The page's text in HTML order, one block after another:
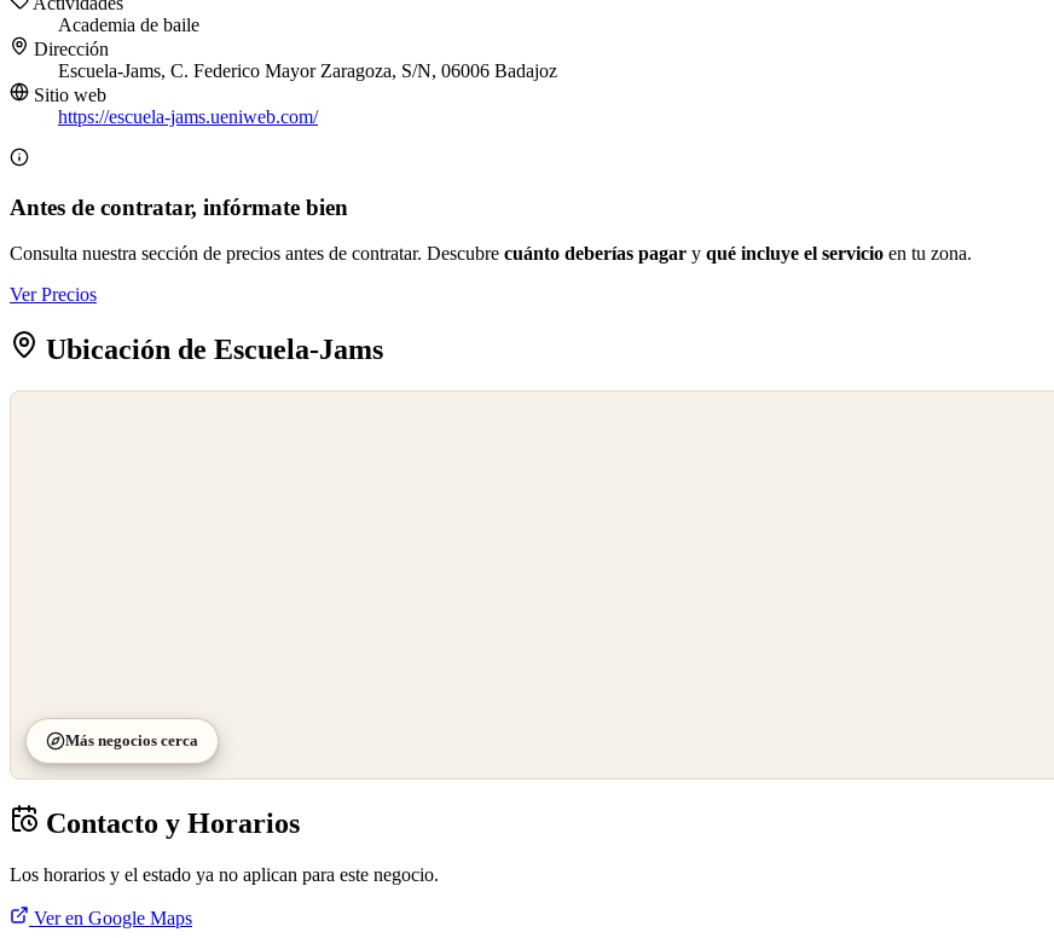
Academia de baile
Dirección
Escuela-Jams, C. Federico Mayor Zaragoza, S/N, 06006 Badajoz
Sitio web
https://escuela-jams.ueniweb.com/
Antes de contratar, infórmate bien
Consulta nuestra sección de precios antes de contratar. Descubre cuánto deberías pagar y qué incluye el servicio en tu zona.
Ver Precios
Ubicación de Escuela-Jams
Más negocios cerca
Contacto y Horarios
Los horarios y el estado ya no aplican para este negocio.
Ver en Google Maps